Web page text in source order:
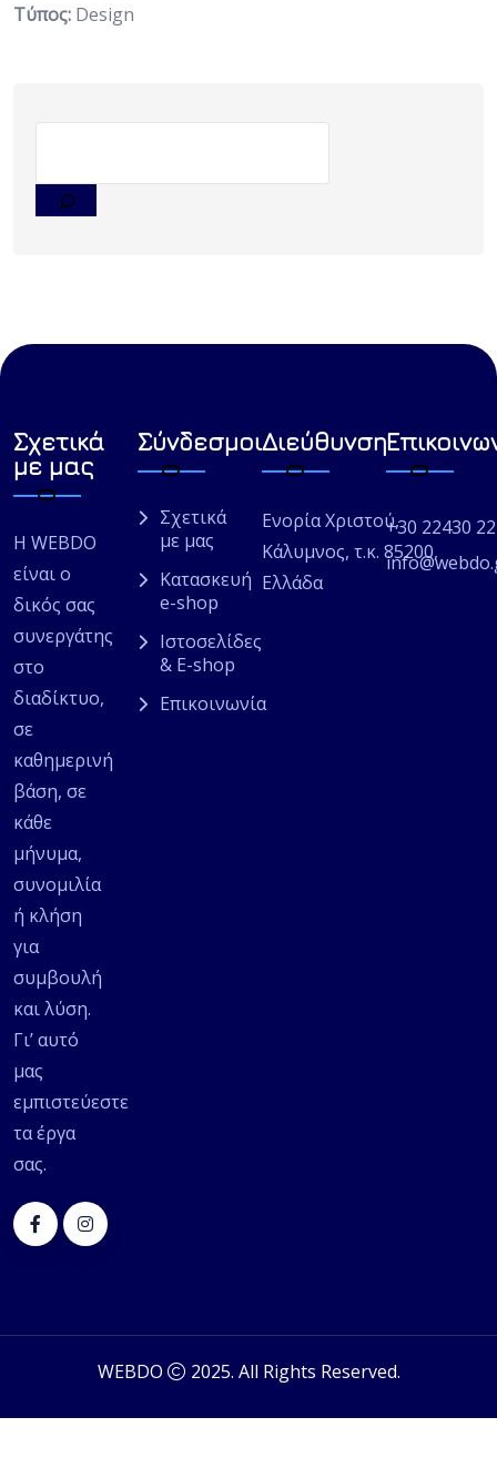
Tύπος: Design
Σχετικά
με μας
Η WEBDO
είναι ο
δικός σας
συνεργάτης
στο
διαδίκτυο,
σε
καθημερινή
βάση, σε
κάθε
μήνυμα,
συνομιλία
ή κλήση
για
συμβουλή
και λύση.
Γι’ αυτό
μας
εμπιστεύεστε
τα έργα
σας.
Σύνδεσμοι
Σχετικά
με μας
Κατασκευή
e-shop
Ιστοσελίδες
& E-shop
Επικοινωνία
Διεύθυνση
Ενορία Χριστού,
Κάλυμνος, τ.κ. 85200,
Ελλάδα
+30 22430
WEBDO 2025. All Rights Reserved.